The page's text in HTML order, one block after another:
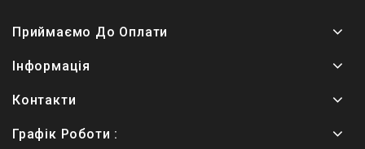
Приймаємо До Оплати
Інформація
Контакти
Графік Роботи :